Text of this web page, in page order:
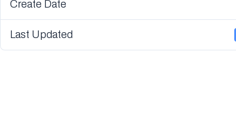
Create Date
Last Updated